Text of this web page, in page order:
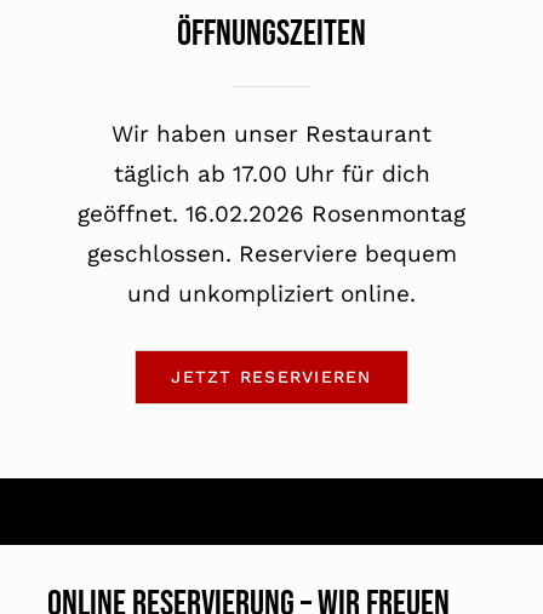
ÖFFNUNGSZEITEN
Wir haben unser Restaurant
täglich ab 17.00 Uhr für dich
geöffnet. 16.02.2026 Rosenmontag
geschlossen. Reserviere bequem
und unkompliziert online.
JETZT RESERVIEREN
Online Reservierung – Wir freuen